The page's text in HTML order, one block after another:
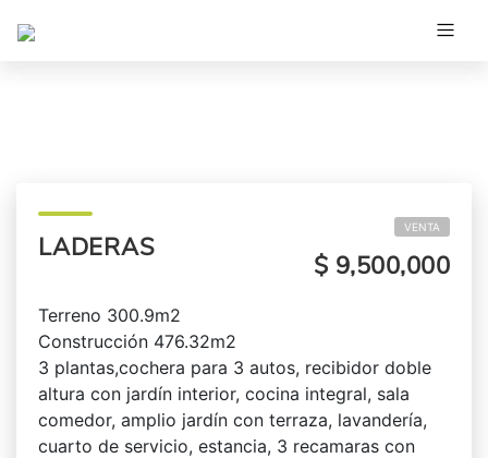
LADERAS
VENTA
$ 9,500,000
Terreno 300.9m2
Construcción 476.32m2
3 plantas,cochera para 3 autos, recibidor doble
altura con jardín interior, cocina integral, sala
comedor, amplio jardín con terraza, lavandería,
cuarto de servicio, estancia, 3 recamaras con